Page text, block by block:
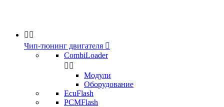
 
Чип-тюнинг двигателя 
CombiLoader
 
Модули
Оборудование
EcuFlash
PCMFlash